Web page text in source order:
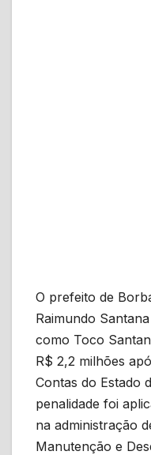
O prefeito de
Raimundo
como Toco
R$ 2,2 milhões
Contas do Estado
penalidade foi
na administração
Manutenção e